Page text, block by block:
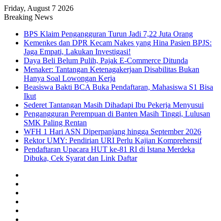
Friday, August 7 2026
Breaking News
BPS Klaim Pengangguran Turun Jadi 7,22 Juta Orang
Kemenkes dan DPR Kecam Nakes yang Hina Pasien BPJS:
Jaga Empati, Lakukan Investigasi!
Daya Beli Belum Pulih, Pajak E-Commerce Ditunda
Menaker: Tantangan Ketenagakerjaan Disabilitas Bukan
Hanya Soal Lowongan Kerja
Beasiswa Bakti BCA Buka Pendaftaran, Mahasiswa S1 Bisa
Ikut
Sederet Tantangan Masih Dihadapi Ibu Pekerja Menyusui
Pengangguran Perempuan di Banten Masih Tinggi, Lulusan
SMK Paling Rentan
WFH 1 Hari ASN Diperpanjang hingga September 2026
Rektor UMY: Pendirian URI Perlu Kajian Komprehensif
Pendaftaran Upacara HUT ke-81 RI di Istana Merdeka
Dibuka, Cek Syarat dan Link Daftar